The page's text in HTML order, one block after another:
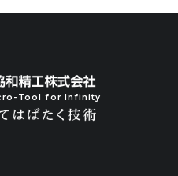
Tool for Infinity